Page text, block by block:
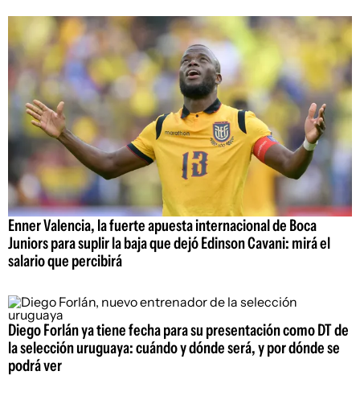
Enner Valencia, la fuerte apuesta internacional de Boca
Juniors para suplir la baja que dejó Edinson Cavani: mirá el
salario que percibirá
Diego Forlán ya tiene fecha para su presentación como DT de
la selección uruguaya: cuándo y dónde será, y por dónde se
podrá ver